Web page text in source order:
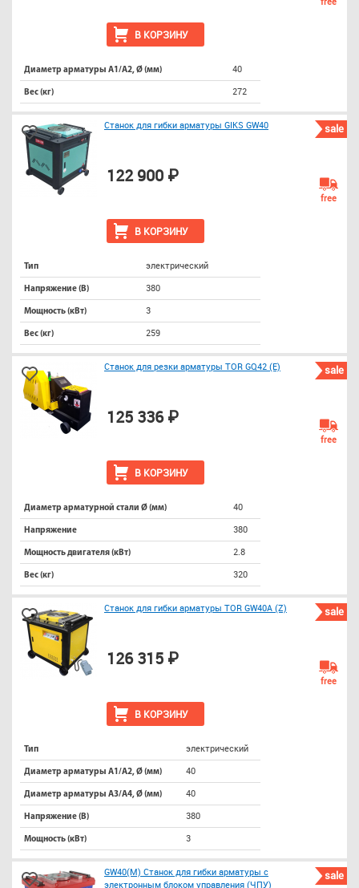
В КОРЗИНУ
Диаметр арматуры А1/А2, Ø (мм) 40
Вес (кг) 272
sale
Станок для гибки арматуры GIKS GW40
В КОРЗИНУ
122 900 ₽
free
Тип электрический
Напряжение (В) 380
Мощность (кВт) 3
Вес (кг) 259
sale
Станок для резки арматуры TOR GQ42 (E)
В КОРЗИНУ
125 336 ₽
free
Диаметр арматурной стали Ø (мм) 40
Напряжение 380
Мощность двигателя (кВт) 2.8
Вес (кг) 320
sale
Станок для гибки арматуры TOR GW40A (Z)
В КОРЗИНУ
126 315 ₽
free
Тип электрический
Диаметр арматуры А1/А2, Ø (мм) 40
Диаметр арматуры А3/А4, Ø (мм) 40
Напряжение (В) 380
Мощность (кВт) 3
sale
GW40(М) Станок для гибки арматуры с
электронным блоком управления (ЧПУ)